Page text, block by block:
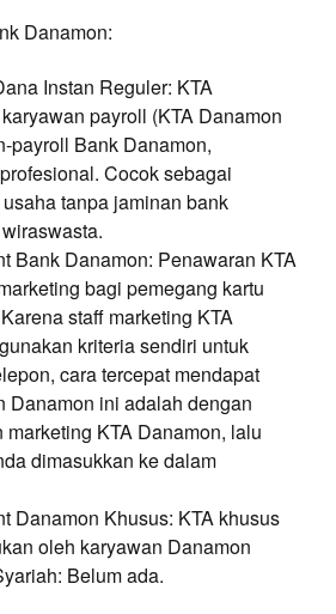
Danamon:
Instan Reguler: KTA
payroll (KTA Danamon
payroll Bank Danamon,
Cocok sebagai
tanpa jaminan bank
Bank Danamon: Penawaran KTA
bagi pemegang kartu
staff marketing KTA
kriteria sendiri untuk
cara tercepat mendapat
Danamon ini adalah dengan
marketing KTA Danamon, lalu
dimasukkan ke dalam
Danamon Khusus: KTA khusus
oleh karyawan Danamon
Belum ada.